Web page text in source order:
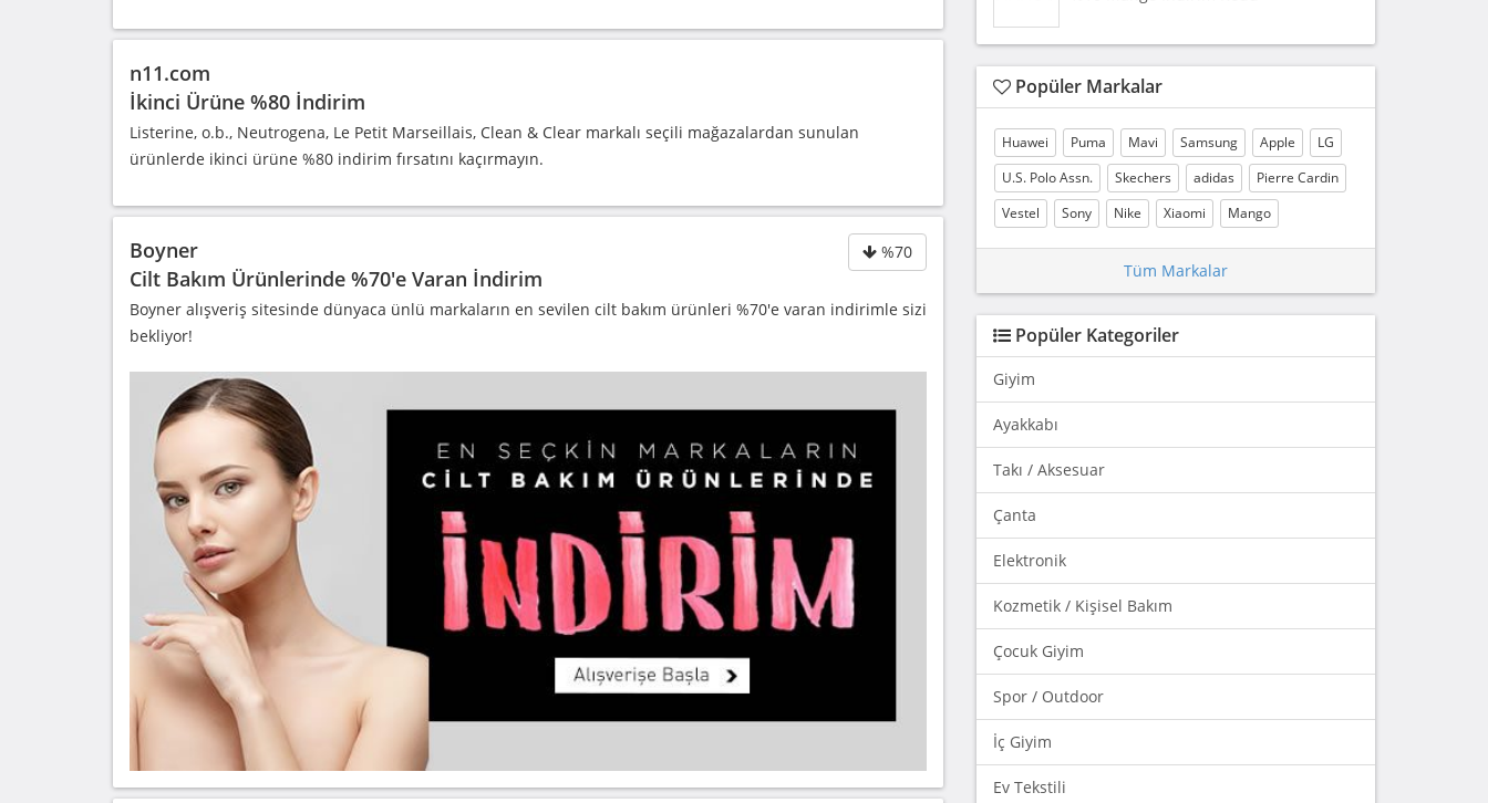
n11.com
İkinci Ürüne %80 İndirim
Listerine, o.b., Neutrogena, Le Petit Marseillais, Clean & Clear markalı seçili mağazalardan sunulan
ürünlerde ikinci ürüne %80 indirim fırsatını kaçırmayın.
%70
Boyner
Cilt Bakım Ürünlerinde %70'e Varan İndirim
Boyner alışveriş sitesinde dünyaca ünlü markaların en sevilen cilt bakım ürünleri %70'e varan indirimle sizi
bekliyor!
Popüler Markalar
Huawei Puma Mavi Samsung Apple
LG
U.S. Polo Assn.
Skechers adidas
Pierre Cardin
Vestel
Sony Nike Xiaomi Mango
Tüm Markalar
Popüler Kategoriler
Giyim
Ayakkabı
Takı / Aksesuar
Çanta
Elektronik
Kozmetik / Kişisel Bakım
Çocuk Giyim
Spor / Outdoor
İç Giyim
Ev Tekstili